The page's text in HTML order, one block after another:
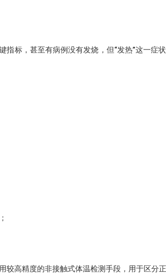
标，甚至有病例没有发烧，但“发热”这一症
较高精度的非接触式体温检测手段，用于区分